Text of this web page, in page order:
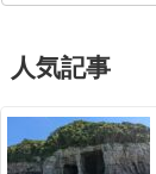
人気記事